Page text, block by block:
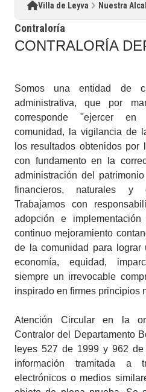
Villa de Leyva Nuestra
Contraloría
CONTRALORÍA
Somos una entidad de
administrativa, que por
corresponde "ejercer
comunidad, la vigilancia de
los resultados obtenidos por
con fundamento en la
administración del
financieros, naturales y
Trabajamos con
adopción e
continuo mejoramiento
de la comunidad para lograr
economía, equidad,
siempre un irrevocable
inspirado en firmes principios
Atención Circular en la
Contralor del Departamento
leyes 527 de 1999 y 962
información tramitada a
electrónicos o medios